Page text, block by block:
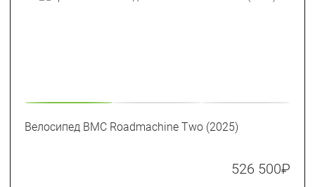
Велосипед BMC Roadmachine Two (2025)
526 500₽